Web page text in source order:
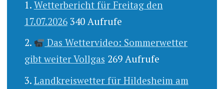
Wetterbericht für Freitag den
17.07.2026 340 Aufrufe
Das Wettervideo: Sommerwetter
gibt weiter Vollgas 269 Aufrufe
Landkreiswetter für Hildesheim am